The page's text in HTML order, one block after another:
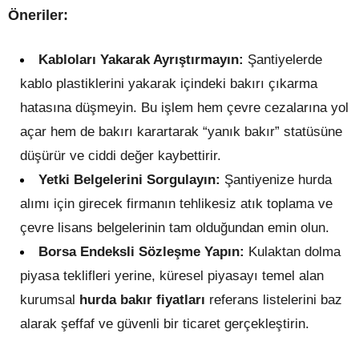
Öneriler:
Kabloları Yakarak Ayrıştırmayın: Şantiyelerde
kablo plastiklerini yakarak içindeki bakırı çıkarma
hatasına düşmeyin. Bu işlem hem çevre cezalarına yol
açar hem de bakırı karartarak “yanık bakır” statüsüne
düşürür ve ciddi değer kaybettirir.
Yetki Belgelerini Sorgulayın: Şantiyenize hurda
alımı için girecek firmanın tehlikesiz atık toplama ve
çevre lisans belgelerinin tam olduğundan emin olun.
Borsa Endeksli Sözleşme Yapın: Kulaktan dolma
piyasa teklifleri yerine, küresel piyasayı temel alan
kurumsal hurda bakır fiyatları referans listelerini baz
alarak şeffaf ve güvenli bir ticaret gerçekleştirin.